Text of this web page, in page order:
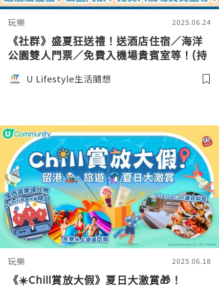
玩樂 2025.06.24
《社群》盛夏狂送禮！送酒店住宿／海洋
公園雙人門票／免費入機場貴賓室等！(持
U Lifestyle生活隨想
玩樂 2025.06.18
《☀️Chill賞放大假》夏日大激賞🎁！